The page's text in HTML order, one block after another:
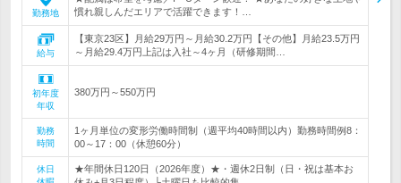
勤務地
慣れ親しんだエリアで活躍できます！…
給与
【東京23区】月給29万円～月給30.2万円【その他】月給23.5万円
～月給29.4万円上記は入社～4ヶ月（研修期間…
初年度
年収
380万円～550万円
勤務
時間
1ヶ月単位の変形労働時間制（週平均40時間以内）勤務時間例8：
00～17：00（休憩60分）
休日
★年間休日120日（2026年度）★・週休2日制（日・祝は基本お